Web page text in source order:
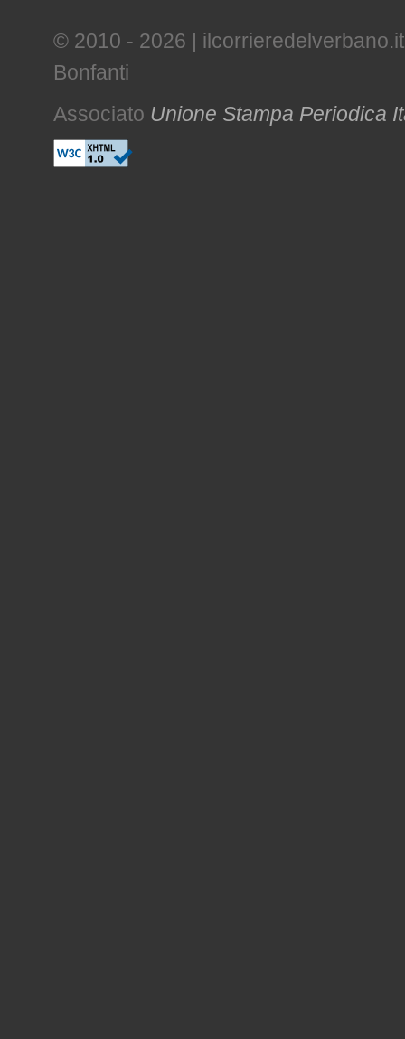
© 2010 - 2026 |
Bonfanti
Associato Unione Stampa Periodica